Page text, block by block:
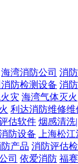
海湾消防公司 消
消防检测设备 消
灾 海湾气体灭
利达消防维修维
估软件 烟感清洗
防设备
上海松
产品 消防评估
司 依爱消防 福